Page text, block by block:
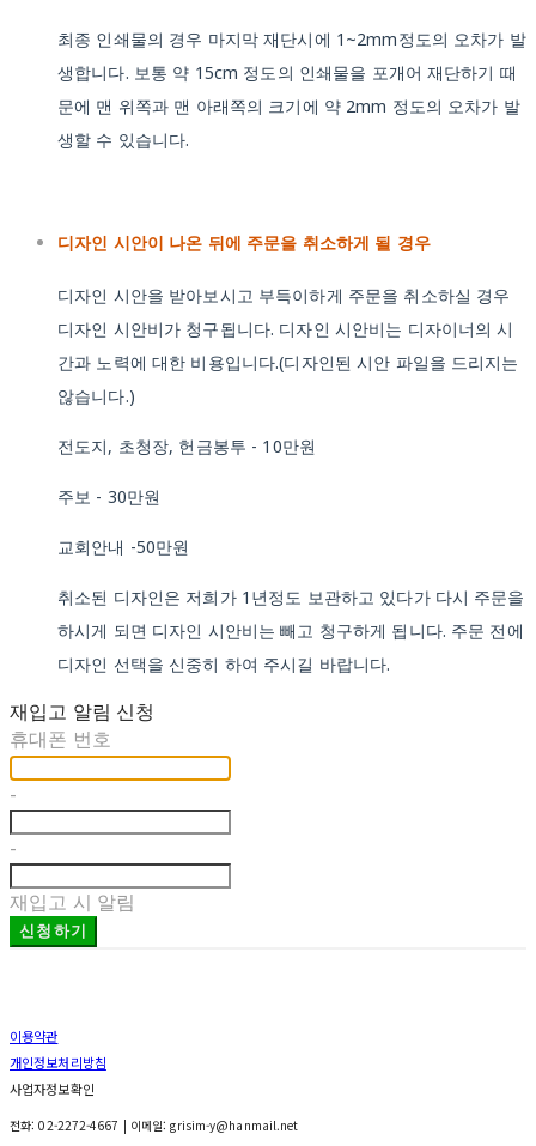
최종 인쇄물의 경우 마지막 재단시에 1~2mm정도의 오차가 발
생합니다. 보통 약 15cm 정도의 인쇄물을 포개어 재단하기 때
문에 맨 위쪽과 맨 아래쪽의 크기에 약 2mm 정도의 오차가 발
생할 수 있습니다.
디자인 시안이 나온 뒤에 주문을 취소하게 될 경우
디자인 시안을 받아보시고 부득이하게 주문을 취소하실 경우
디자인 시안비가 청구됩니다. 디자인 시안비는 디자이너의 시
간과 노력에 대한 비용입니다.(디자인된 시안 파일을 드리지는
않습니다.)
전도지, 초청장, 헌금봉투 - 10만원
주보 - 30만원
교회안내 -50만원
취소된 디자인은 저희가 1년정도 보관하고 있다가 다시 주문을
하시게 되면 디자인 시안비는 빼고 청구하게 됩니다. 주문 전에
디자인 선택을 신중히 하여 주시길 바랍니다.
재입고 알림 신청
휴대폰 번호
-
-
재입고 시 알림
신청하기
이용약관
개인정보처리방침
사업자정보확인
전화: 02-2272-4667 | 이메일: grisim-y@hanmail.net